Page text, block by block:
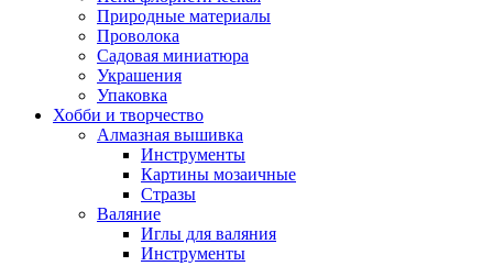
Природные материалы
Проволока
Садовая миниатюра
Украшения
Упаковка
Хобби и творчество
Алмазная вышивка
Инструменты
Картины мозаичные
Стразы
Валяние
Иглы для валяния
Инструменты